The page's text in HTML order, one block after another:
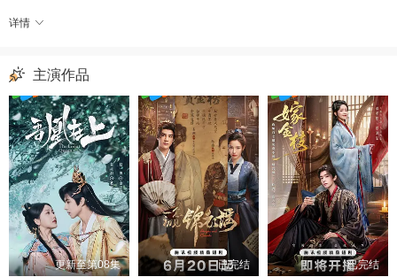
详情
主演作品
更新至第08集 已完结 已完结